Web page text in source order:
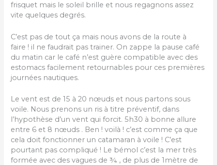
frisquet mais le soleil brille et nous regagnons assez
vite quelques degrés.
C’est pas de tout ça mais nous avons de la route à
faire ! il ne faudrait pas trainer. On zappe la pause café
du matin car le café n’est guère compatible avec des
estomacs facilement retournables pour ces premières
journées nautiques.
Le vent est de 15 à 20 nœuds et nous partons sous
voile. Nous prenons un ris à titre préventif, dans
l’hypothèse d’un vent qui forcit. 5h30 à bonne allure
entre 6 et 8 nœuds . Ben ! voilà ! c’est comme ça que
cela doit fonctionner un catamaran à voile ! C’est
pourtant pas compliqué ! Le bémol c’est la mer très
formée avec des vagues de ¾ , de plus de 1mètre de